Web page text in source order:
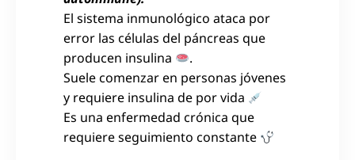
El sistema inmunológico ataca por
error las células del páncreas que
producen insulina
.
Suele comenzar en personas jóvenes
y requiere insulina de por vida
Es una enfermedad crónica que
requiere seguimiento constante